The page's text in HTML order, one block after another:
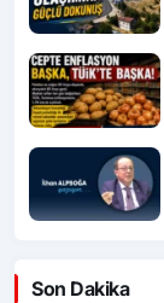
Son Dakika